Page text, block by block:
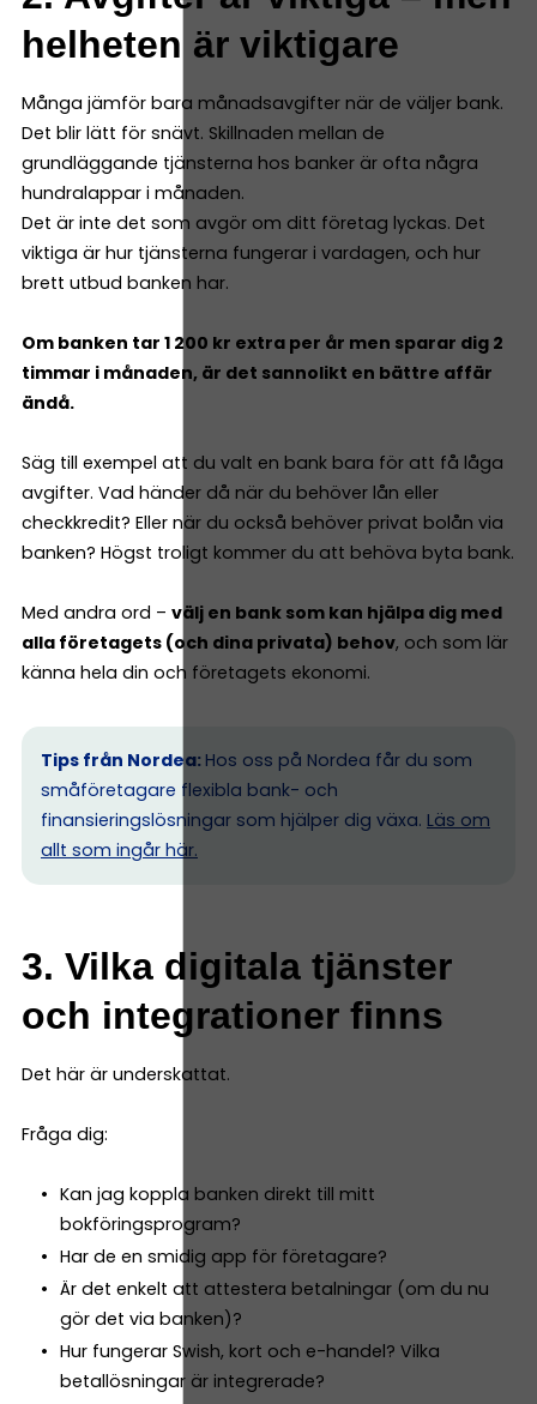
helheten är viktigare
Många jämför bara månadsavgifter när de väljer bank.
Det blir lätt för snävt. Skillnaden mellan de
grundläggande tjänsterna hos banker är ofta några
hundralappar i månaden.
Det är inte det som avgör om ditt företag lyckas. Det
viktiga är hur tjänsterna fungerar i vardagen, och hur
brett utbud banken har.
Om banken tar 1 200 kr extra per år men sparar dig 2
timmar i månaden, är det sannolikt en bättre affär
ändå.
Säg till exempel att du valt en bank bara för att få låga
avgifter. Vad händer då när du behöver lån eller
checkkredit? Eller när du också behöver privat bolån via
banken? Högst troligt kommer du att behöva byta bank.
Med andra ord – välj en bank som kan hjälpa dig med
alla företagets (och dina privata) behov, och som lär
känna hela din och företagets ekonomi.
Tips från Nordea: Hos oss på Nordea får du som
småföretagare flexibla bank- och
finansieringslösningar som hjälper dig växa. Läs om
allt som ingår här.
3. Vilka digitala tjänster
och integrationer finns
Det här är underskattat.
Fråga dig:
Kan jag koppla banken direkt till mitt
bokföringsprogram?
Har de en smidig app för företagare?
Är det enkelt att attestera betalningar (om du nu
gör det via banken)?
Hur fungerar Swish, kort och e-handel? Vilka
betallösningar är integrerade?